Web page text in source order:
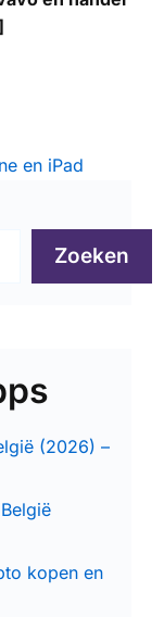
en iPad
Zoeken
(2026) –
kopen en